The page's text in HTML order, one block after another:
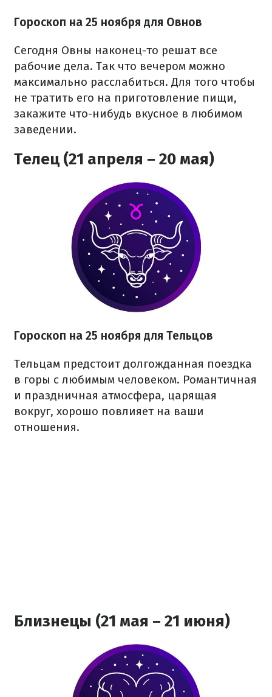
Гороскоп на 25 ноября для Овнов
Сегодня Овны наконец-то решат все
рабочие дела. Так что вечером можно
максимально расслабиться. Для того чтобы
не тратить его на приготовление пищи,
закажите что-нибудь вкусное в любимом
заведении.
Телец (21 апреля – 20 мая)
Гороскоп на 25 ноября для Тельцов
Тельцам предстоит долгожданная поездка
в горы с любимым человеком. Романтичная
и праздничная атмосфера, царящая
вокруг, хорошо повлияет на ваши
отношения.
Близнецы (21 мая – 21 июня)